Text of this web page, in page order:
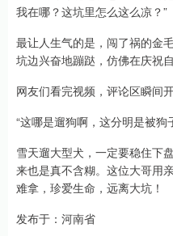
我在哪？这坑里怎么这么凉？”
最让人生气的是，闯了祸的金
坑边兴奋地蹦跶，仿佛在庆祝
网友们看完视频，评论区瞬间
“这哪是遛狗啊，这分明是被狗
雪天遛大型犬，一定要稳住下
来也是真不含糊。这位大哥用
难拿，珍爱生命，远离大坑！
发布于：河南省